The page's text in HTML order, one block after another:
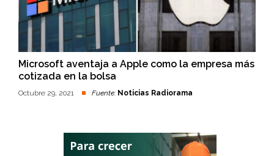
Microsoft aventaja a Apple como la empresa más
cotizada en la bolsa
Octubre 29, 2021 Fuente: Noticias Radiorama